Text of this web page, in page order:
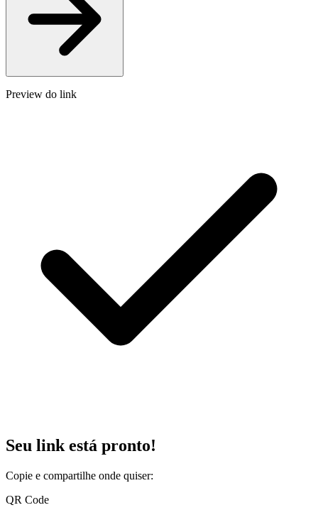
Preview do link
Seu link está pronto!
Copie e compartilhe onde quiser:
QR Code